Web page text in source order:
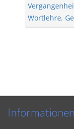
Wortlehre,
Informationen